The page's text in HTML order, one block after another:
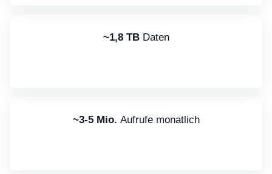
~1,8 TB Daten
~3-5 Mio. Aufrufe monatlich